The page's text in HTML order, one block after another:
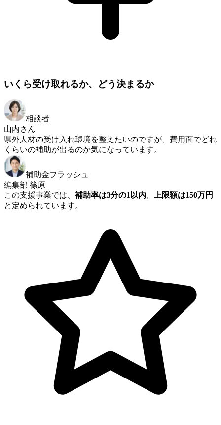
いくら受け取れるか、どう決まるか
相談者
山内さん
県外人材の受け入れ環境を整えたいのですが、費用面でどれ
くらいの補助が出るのか気になっています。
補助金フラッシュ
編集部 篠原
この支援事業では、 補助率は3分の1以内
上限額は150万円
と定められています。